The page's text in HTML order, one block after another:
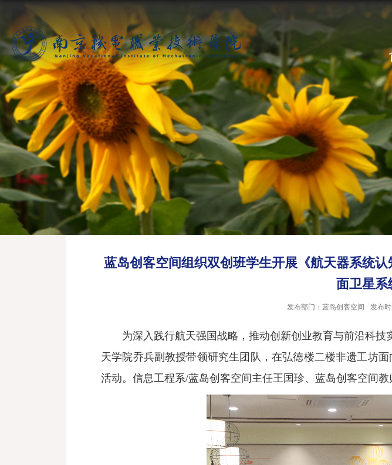
蓝岛创客空间组织双创班学生开展《航天器系统
面卫星系
发布部门：蓝岛创客空间 发布
为深入践行航天强国战略，推动创新创业教育与前沿科
天学院乔兵副教授带领研究生团队，在弘德楼二楼非遗工坊
活动。信息工程系/蓝岛创客空间主任王国珍、蓝岛创客空间